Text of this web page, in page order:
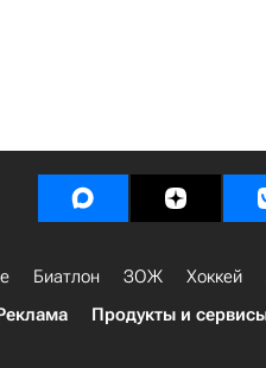
Биатлон ЗОЖ Хоккей
Продукты и